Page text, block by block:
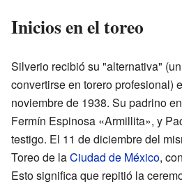
Inicios en el toreo
Silverio recibió su "alternativa"
convertirse en torero profesional)
noviembre de 1938. Su padrino
Fermín Espinosa «Armillita», y
testigo. El 11 de diciembre del
Toreo de laCiudad de México,
Esto significa que repitió la